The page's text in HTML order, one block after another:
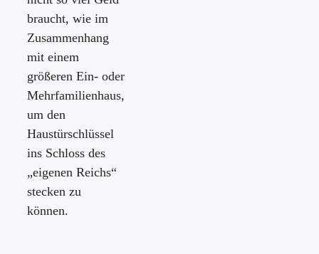
braucht, wie im
Zusammenhang
mit einem
größeren Ein- oder
Mehrfamilienhaus,
um den
Haustürschlüssel
ins Schloss des
„eigenen Reichs“
stecken zu
können.